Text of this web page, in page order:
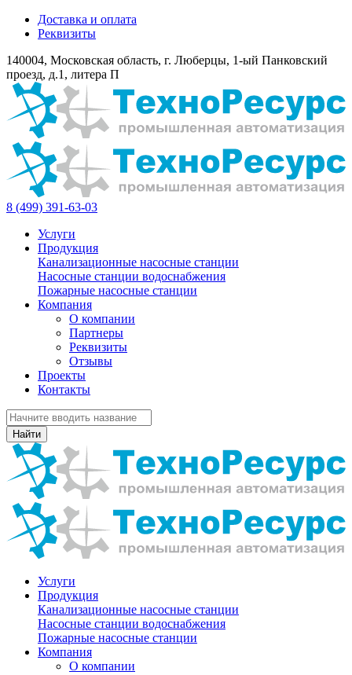
Доставка и оплата
Реквизиты
140004, Московская область, г. Люберцы, 1-ый Панковский
проезд, д.1, литера П
8 (499) 391-63-03
Услуги
Продукция
Канализационные насосные станции
Насосные станции водоснабжения
Пожарные насосные станции
Компания
О компании
Партнеры
Реквизиты
Отзывы
Проекты
Контакты
Найти
Услуги
Продукция
Канализационные насосные станции
Насосные станции водоснабжения
Пожарные насосные станции
Компания
О компании